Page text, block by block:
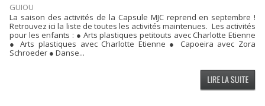
GUIOU
La saison des activités de la Capsule MJC reprend en septembre !
Retrouvez ici la liste de toutes les activités maintenues. Les activités
pour les enfants : ● Arts plastiques petitouts avec Charlotte Etienne
● Arts plastiques avec Charlotte Etienne ● Capoeira avec Zora
Schroeder ● Danse...